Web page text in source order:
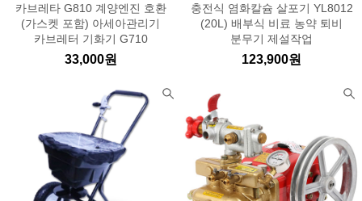
카브레타 G810 계양엔진 호환
(가스켓 포함) 아세아관리기
카브레터 기화기 G710
33,000원
충전식 염화칼슘 살포기 YL8012
(20L) 배부식 비료 농약 퇴비
분무기 제설작업
123,900원